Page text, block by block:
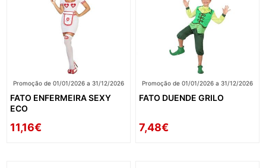
Promoção de 01/01/2026 a 31/12/2026
FATO ENFERMEIRA SEXY
ECO
11,16€
Promoção de 01/01/2026 a 31/12/2026
FATO DUENDE GRILO
7,48€